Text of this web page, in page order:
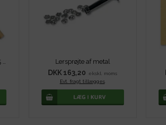
Lerskærer - Skæretråd 0,5 mm Lersprøjte af metal
DKK 163,20
ekskl. moms
Evt. fragt tillægges.